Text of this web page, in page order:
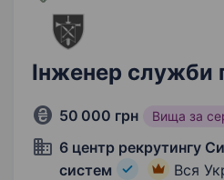
Інженер служби
50 000 грн Вища за
6 центр рекрутингу
систем
Вся